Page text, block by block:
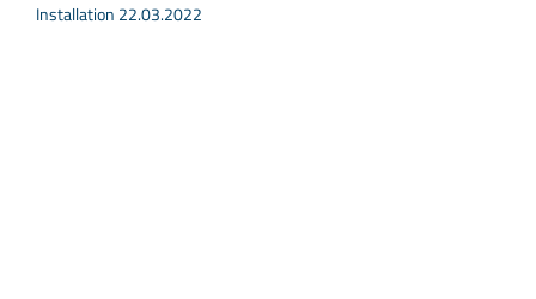
Installation 22.03.2022